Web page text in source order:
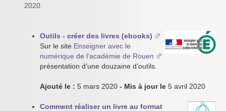
Qui sommes-nous ?
2020.
Outils - créer des livres (ebooks)
Sur le site Enseigner avec le
numérique de l’académie de Rouen
présentation d’une douzaine d’outils.
Ajouté le : 5 mars 2020 - Mis à jour le 5 avril 2020
Comment réaliser un livre au format